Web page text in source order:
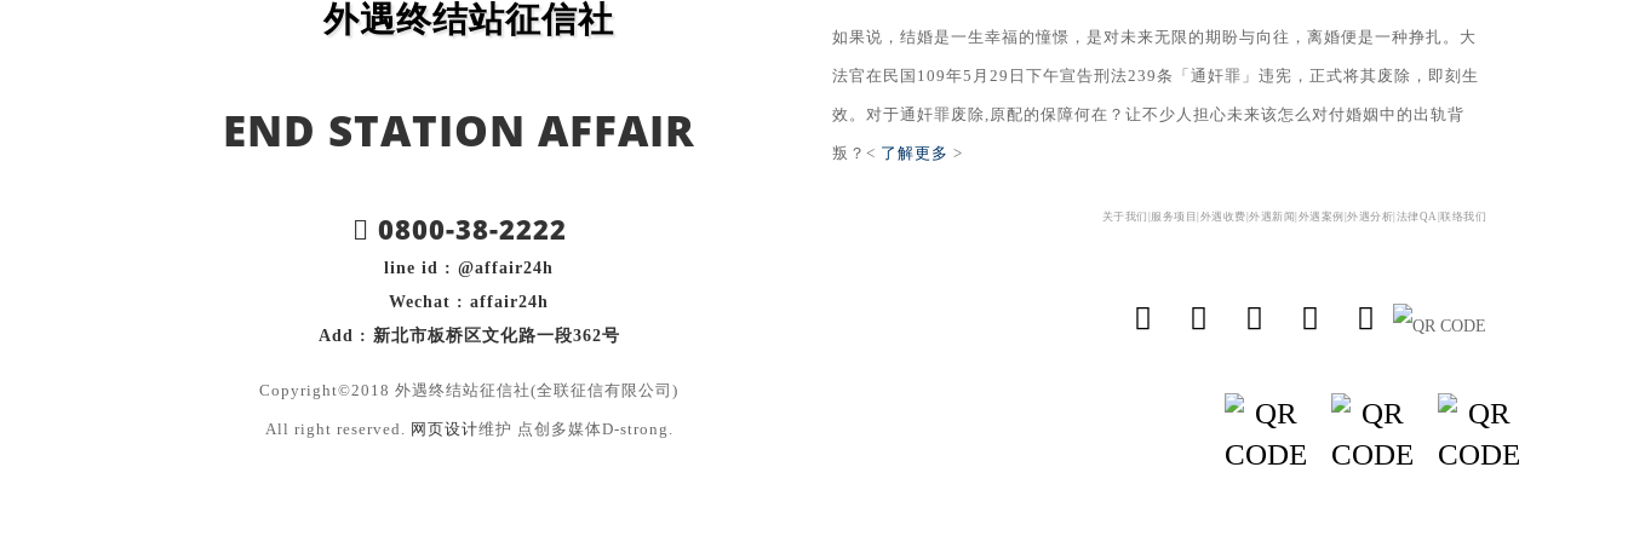
外遇终结站征信社
END STATION AFFAIR
0800-38-2222
line id : @affair24h
Wechat : affair24h
Add : 新北市板桥区文化路一段362号
Copyright©2018 外遇终结站征信社(全联征信有限公司)
All right reserved. 网页设计维护 点创多媒体D-strong.
如果说，结婚是一生幸福的憧憬，是对未来无限的期盼与向往，离婚便是一种挣扎。大
法官在民国109年5月29日下午宣告刑法239条「通奸罪」违宪，正式将其废除，即刻生
效。对于通奸罪废除,原配的保障何在？让不少人担心未来该怎么对付婚姻中的出轨背
叛？< 了解更多 >
关于我们| 服务项目| 外遇收费| 外遇新闻| 外遇案例| 外遇分析| 法律QA| 联络我们